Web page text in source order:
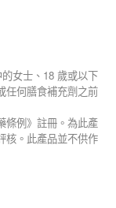
女士、 18 歲或以下
任何膳食補充劑之前
條例》註冊。為此產
核。此產品並不供作